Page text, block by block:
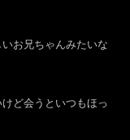
お兄ちゃんみたいな
ど会うといつもほっ